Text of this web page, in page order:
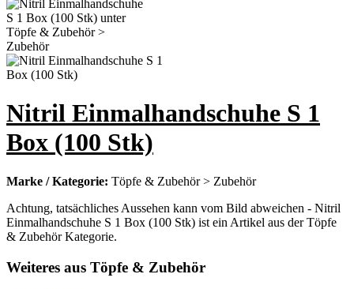
Nitril Einmalhandschuhe S 1
Box (100 Stk)
Marke / Kategorie: Töpfe & Zubehör > Zubehör
Achtung, tatsächliches Aussehen kann vom Bild abweichen - Nitril
Einmalhandschuhe S 1 Box (100 Stk) ist ein Artikel aus der Töpfe
& Zubehör Kategorie.
Weiteres aus Töpfe & Zubehör